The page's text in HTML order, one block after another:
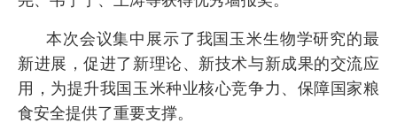
本次会议集中展示了我国玉米生物学研究的最
新进展，促进了新理论、新技术与新成果的交流应
用，为提升我国玉米种业核心竞争力、保障国家粮
食安全提供了重要支撑。